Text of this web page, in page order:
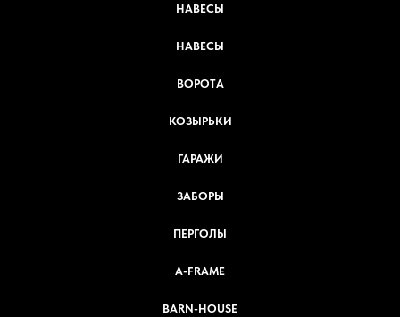
НАВЕСЫ
НАВЕСЫ
ВОРОТА
КОЗЫРЬКИ
ГАРАЖИ
ЗАБОРЫ
ПЕРГОЛЫ
A-FRAME
BARN-HOUSE